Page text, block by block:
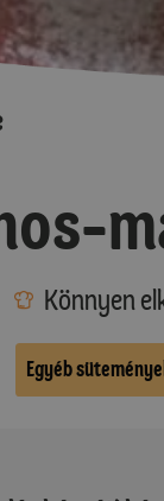
Könnyen
Egyéb